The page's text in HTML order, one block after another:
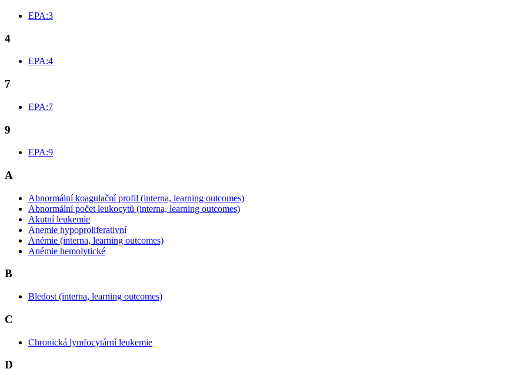
EPA:3
4
EPA:4
7
EPA:7
9
EPA:9
A
Abnormální koagulační profil (interna, learning outcomes)
Abnormální počet leukocytů (interna, learning outcomes)
Akutní leukemie
Anemie hypoproliferativní
Anémie (interna, learning outcomes)
Anémie hemolytické
B
Bledost (interna, learning outcomes)
C
Chronická lymfocytární leukemie
D